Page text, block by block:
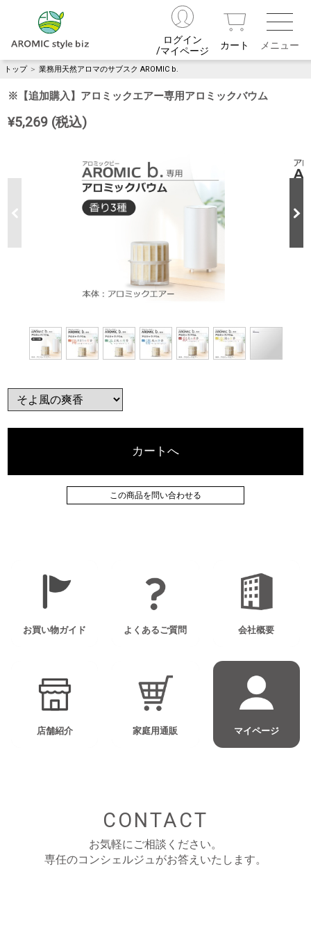
ログイン
/マイページ
カート
トップ ＞ 業務用天然アロマのサブスク AROMIC b.
※【追加購入】アロミックエアー専用アロミックバウム
¥5,269 (税込)
カートへ
この商品を問い合わせる
お買い物ガイド よくあるご質問 会社概要
店舗紹介 家庭用通販 マイページ
CONTACT
お気軽にご相談ください。
専任のコンシェルジュがお答えいたします。